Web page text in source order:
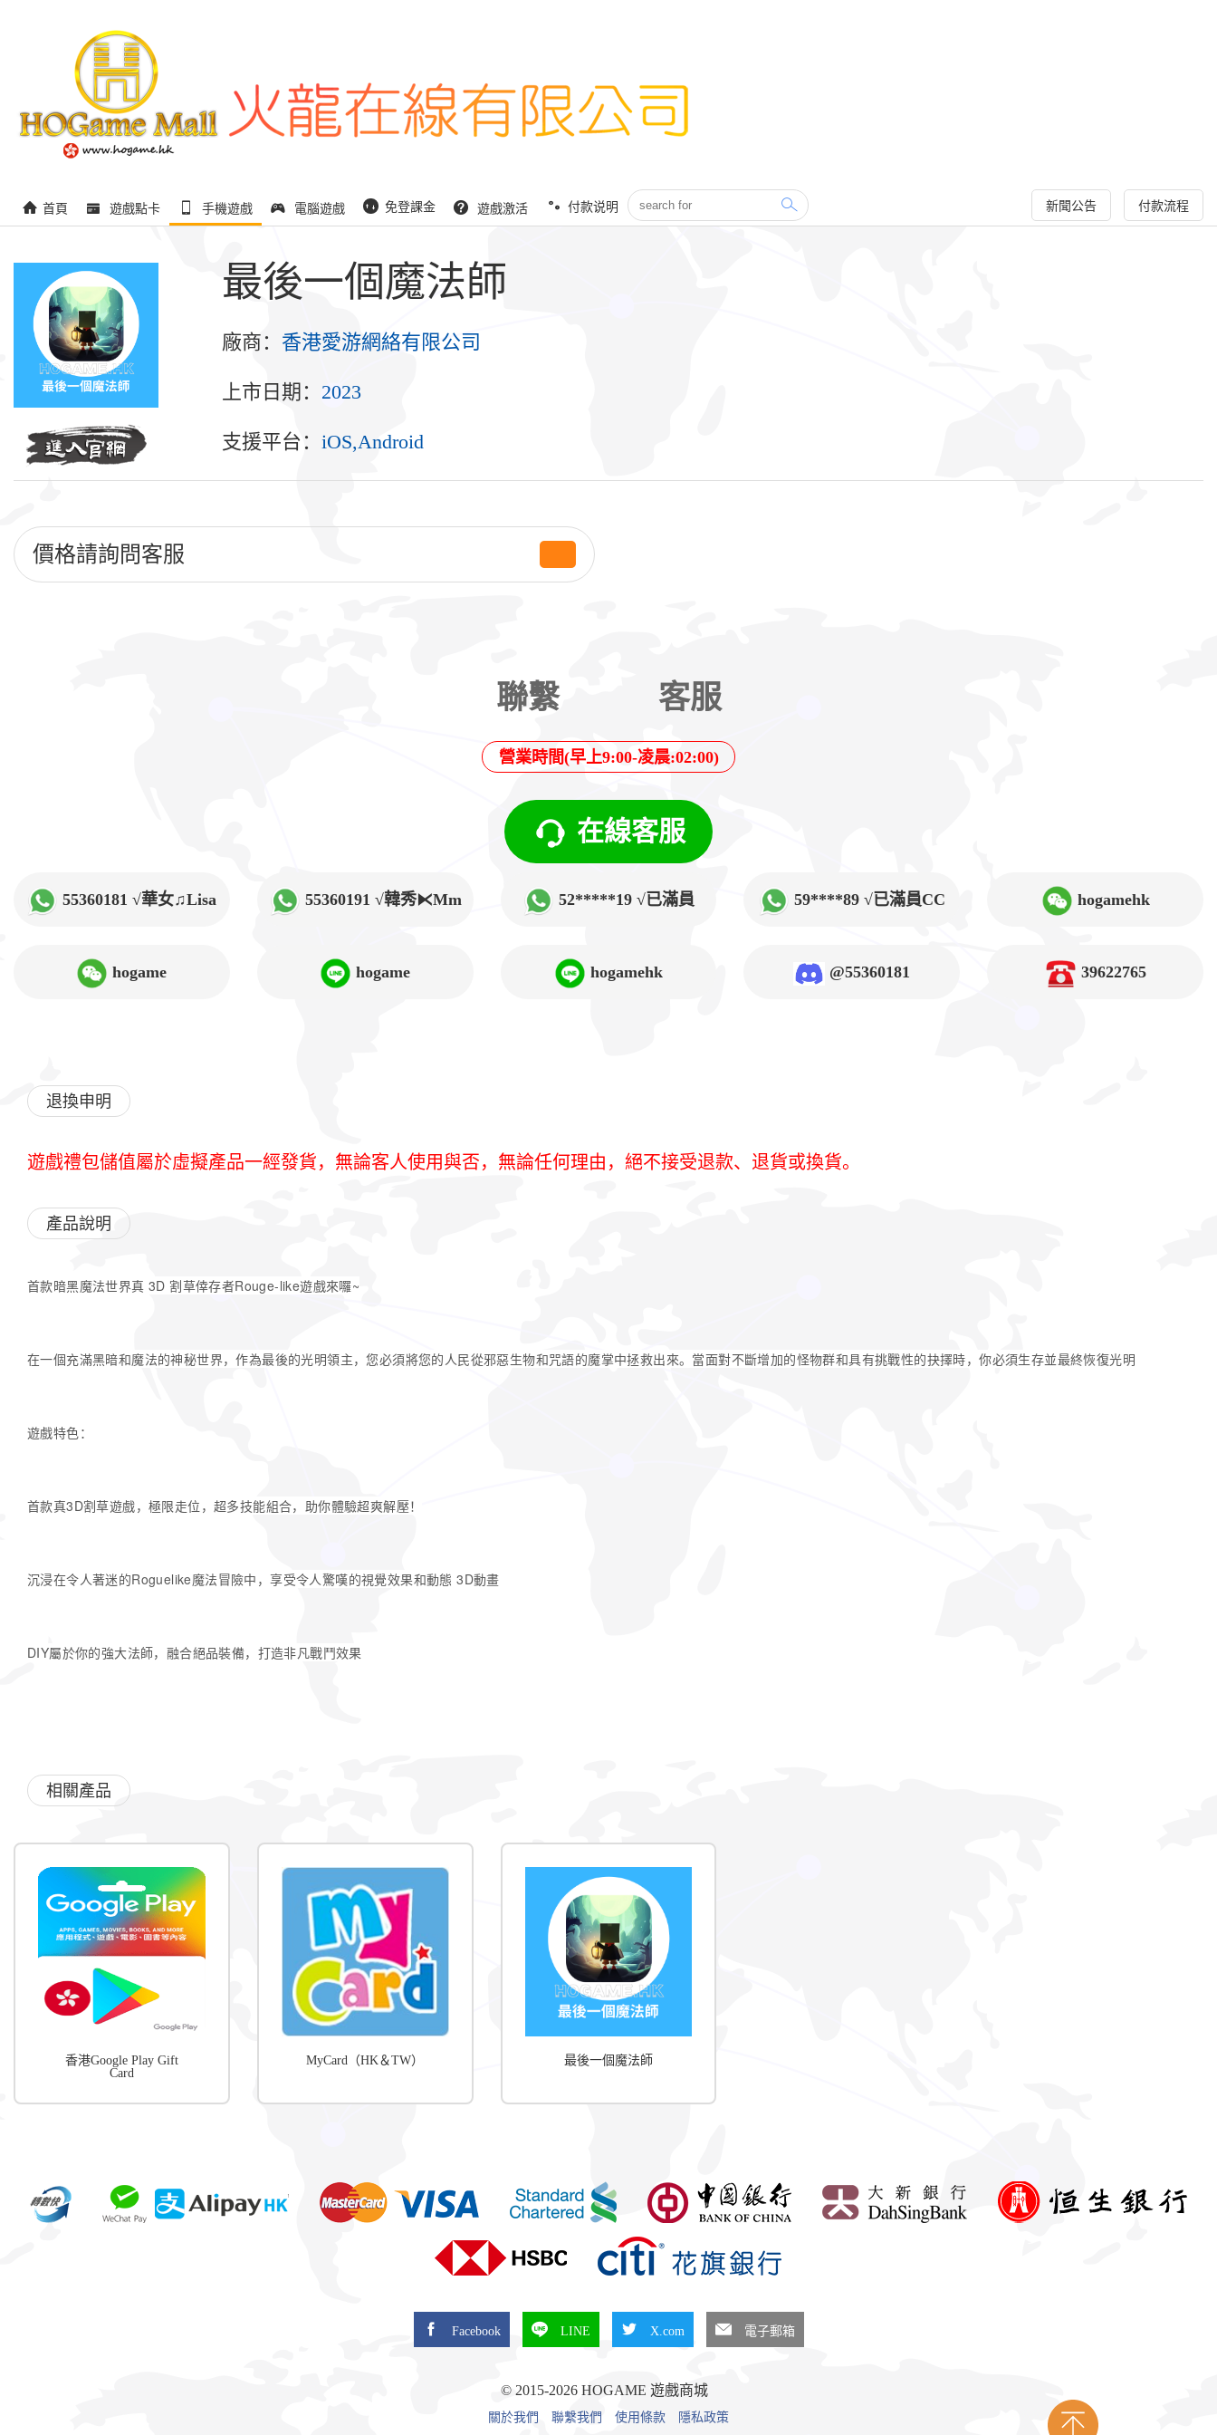
首頁 遊戲點卡 手機遊戲 電腦遊戲 免登課金 遊戲激活 付款说明 新聞公告 付款流程
最後一個魔法師
廠商： 香港愛游網絡有限公司
上市日期： 2023
支援平台： iOS,Android
價格請詢問客服
聯繫 客服
營業時間(早上9:00-凌晨:02:00)
在線客服
55360181 √華女♫Lisa 55360191 √韓秀⧔Mm 52*****19 √已滿員 59****89 √已滿員CC hogamehk
hogame hogame hogamehk @55360181 39622765
退換申明
遊戲禮包儲值屬於虛擬產品一經發貨，無論客人使用與否，無論任何理由，絕不接受退款、退貨或換貨。
產品說明
首款暗黑魔法世界真 3D 割草倖存者Rouge-like遊戲來囉~
在一個充滿黑暗和魔法的神秘世界，作為最後的光明領主，您必須將您的人民從邪惡生物和咒語的魔掌中拯救出來。當面對不斷增加的怪物群和具有挑戰性的抉擇時，你必須生存並最終恢復光明
遊戲特色：
首款真3D割草遊戲，極限走位，超多技能組合，助你體驗超爽解壓！
沉浸在令人著迷的Roguelike魔法冒險中，享受令人驚嘆的視覺效果和動態 3D動畫
DIY屬於你的強大法師，融合絕品裝備，打造非凡戰鬥效果
相關產品
香港Google Play Gift
Card
MyCard（HK＆TW） 最後一個魔法師
Facebook LINE X.com 電子郵箱
© 2015-2026 HOGAME 遊戲商城
關於我們 聯繫我們 使用條款 隱私政策